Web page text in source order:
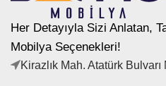
Her Detayıyla Sizi Anlatan,
Mobilya Seçenekleri!
Kirazlık Mah. Atatürk